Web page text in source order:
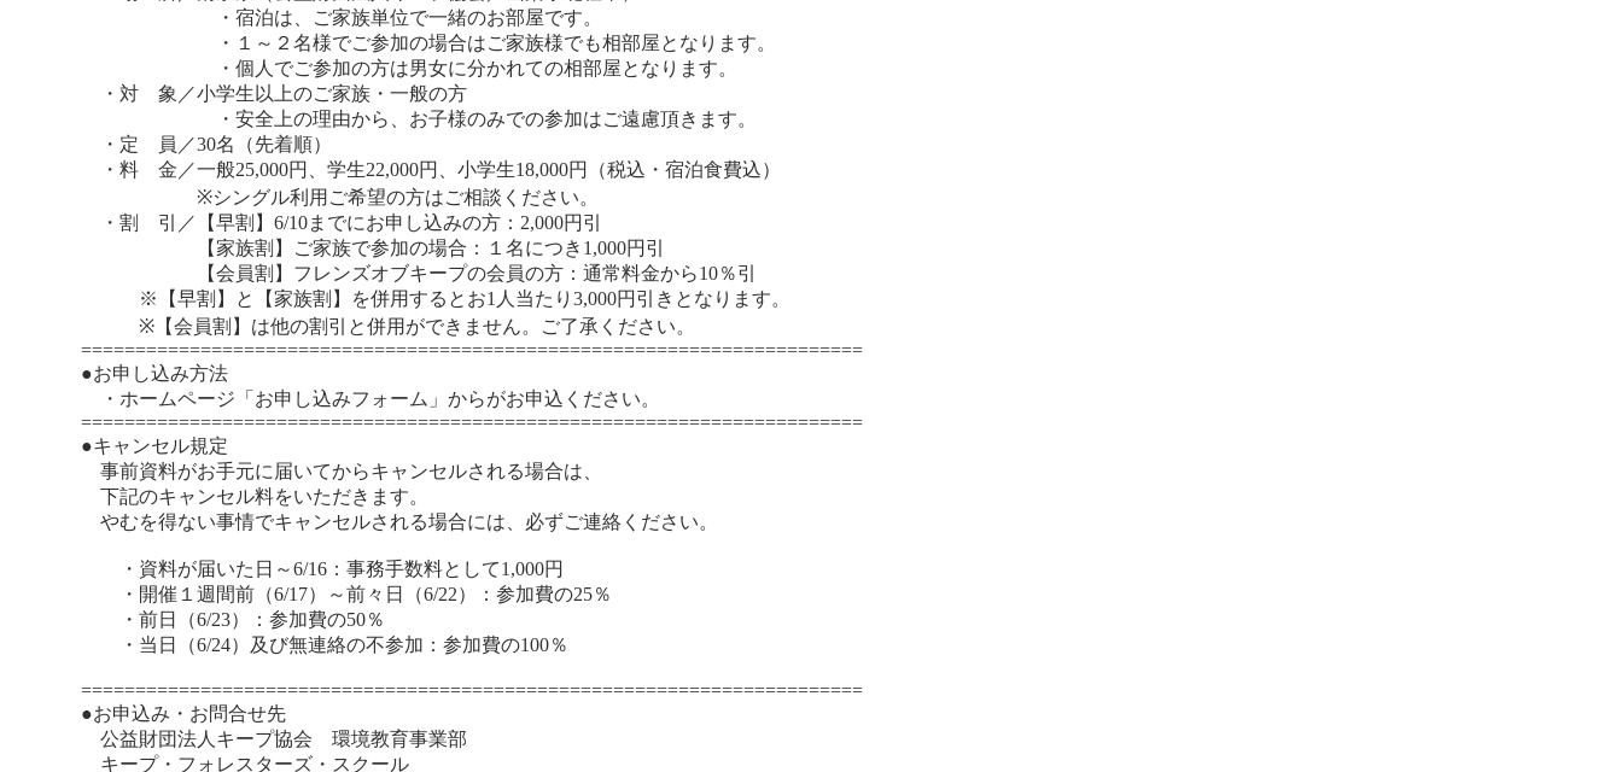
・宿泊は、ご家族単位で一緒のお部屋です。
・１～２名様でご参加の場合はご家族様でも相部屋となります。
・個人でご参加の方は男女に分かれての相部屋となります。
・対 象／小学生以上のご家族・一般の方
・安全上の理由から、お子様のみでの参加はご遠慮頂きます。
・定 員／30名（先着順）
・料 金／一般25,000円、学生22,000円、小学生18,000円（税込・宿泊食費込）
※シングル利用ご希望の方はご相談ください。
・割 引／【早割】6/10までにお申し込みの方：2,000円引
【家族割】ご家族で参加の場合：１名につき1,000円引
【会員割】フレンズオブキープの会員の方：通常料金から10％引
※【早割】と【家族割】を併用するとお1人当たり3,000円引きとなります。
※【会員割】は他の割引と併用ができません。ご了承ください。
========================================================================
●お申し込み方法
・ホームページ「お申し込みフォーム」からがお申込ください。
========================================================================
●キャンセル規定
事前資料がお手元に届いてからキャンセルされる場合は、
下記のキャンセル料をいただきます。
やむを得ない事情でキャンセルされる場合には、必ずご連絡ください。
・資料が届いた日～6/16：事務手数料として1,000円
・開催１週間前（6/17）～前々日（6/22）：参加費の25％
・前日（6/23）：参加費の50％
・当日（6/24）及び無連絡の不参加：参加費の100％
========================================================================
●お申込み・お問合せ先
公益財団法人キープ協会 環境教育事業部
キープ・フォレスターズ・スクール